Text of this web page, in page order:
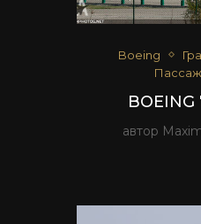
Boeing
BOEING
автор